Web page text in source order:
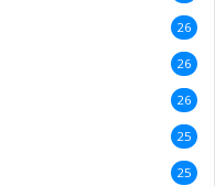
26
26
26
25
25